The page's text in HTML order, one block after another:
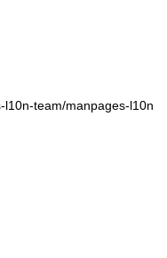
team/manpages-l10n